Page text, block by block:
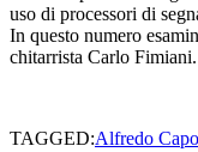
uso di processori di
In questo numero
chitarrista Carlo Fimiani.
TAGGED:Alfredo